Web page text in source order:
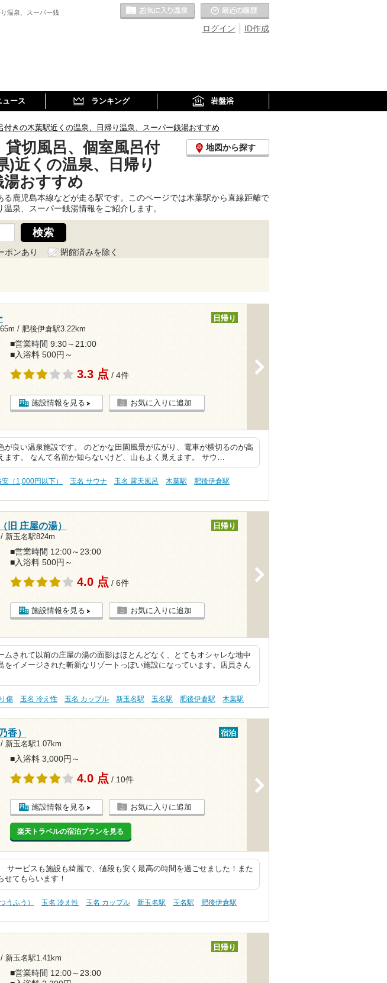
温泉、スーパー銭
ID作成
ログイン
お気に入りの温泉
ュース ランキング 岩盤浴
付きの木葉駅近くの温泉、日帰り温泉、スーパー銭湯おすすめ
貸切風呂、個室風呂付
)近くの温泉、日帰り
湯おすすめ
地図から探す
る鹿児島本線などが走る駅です。このページでは木葉駅から直線距離で
泉、スーパー銭湯情報をご紹介します。
ポンあり
閉館済みを除く
/ 肥後伊倉駅3.22km
日帰り
■営業時間 9:30～21:00
■入浴料 500円～
3.3 点 / 4件
施設情報を見る お気に入りに追加
が良い温泉施設です。 のどかな田園風景が広がり、電車が横切るのが高
ます。 なんて名前か知らないけど、山もよく見えます。 サウ…
（1,000円以下） 玉名 サウナ 玉名 露天風呂 木葉駅
肥後伊倉駅
旧 庄屋の湯）
/ 新玉名駅824m
日帰り
■営業時間 12:00～23:00
■入浴料 500円～
4.0 点 / 6件
施設情報を見る お気に入りに追加
ムされて以前の庄屋の湯の面影はほとんどなく、とてもオシャレな地中
をイメージされた斬新なリゾートっぽい施設になっています。店員さん
傷 玉名 冷え性 玉名 カップル 新玉名駅 玉名駅 肥後伊倉駅 木葉駅
香）
/ 新玉名駅1.07km
宿泊
■入浴料 3,000円～
4.0 点 / 10件
施設情報を見る お気に入りに追加
楽天トラベルの宿泊プランを見る
サービスも施設も綺麗で、値段も安く最高の時間を過ごせました！また
せてもらいます！
うふう） 玉名 冷え性 玉名 カップル 新玉名駅 玉名駅
肥後伊倉駅
/ 新玉名駅1.41km
日帰り
■営業時間 12:00～23:00